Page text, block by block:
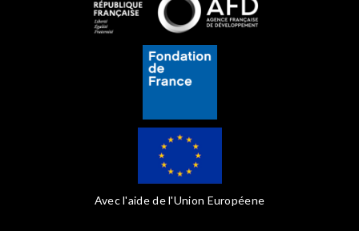
Avec l'aide de l'Union Européene